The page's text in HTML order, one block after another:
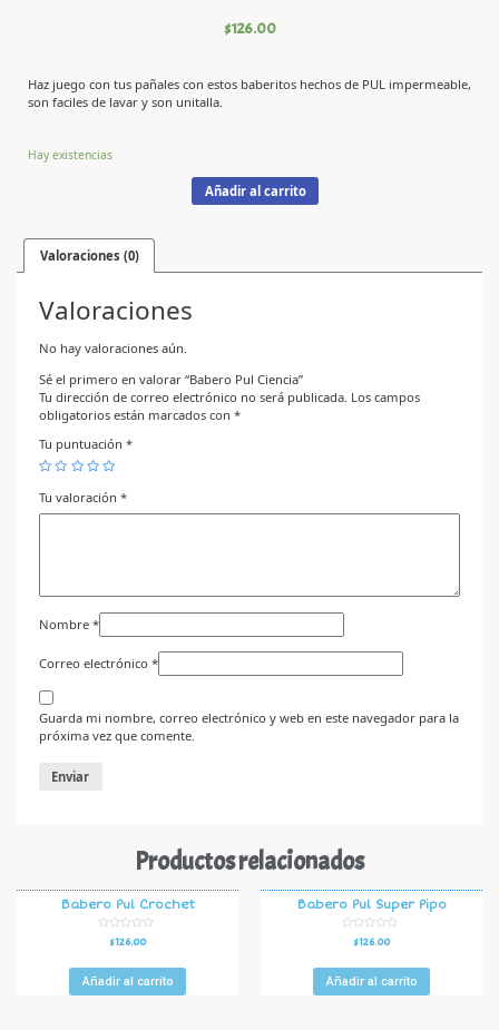
$126.00
Haz juego con tus pañales con estos baberitos hechos de PUL impermeable,
son faciles de lavar y son unitalla.
Hay existencias
Añadir al carrito
Valoraciones (0)
Valoraciones
No hay valoraciones aún.
Sé el primero en valorar “Babero Pul Ciencia”
Tu dirección de correo electrónico no será publicada. Los campos
obligatorios están marcados con *
Tu puntuación *
Tu valoración *
Nombre *
Correo electrónico *
Guarda mi nombre, correo electrónico y web en este navegador para la
próxima vez que comente.
Productos relacionados
Babero Pul Crochet
o
r
a
d
$126.00
Añadir al carrito
Babero Pul Super Pipo
o
r
a
d
$126.00
Añadir al carrito